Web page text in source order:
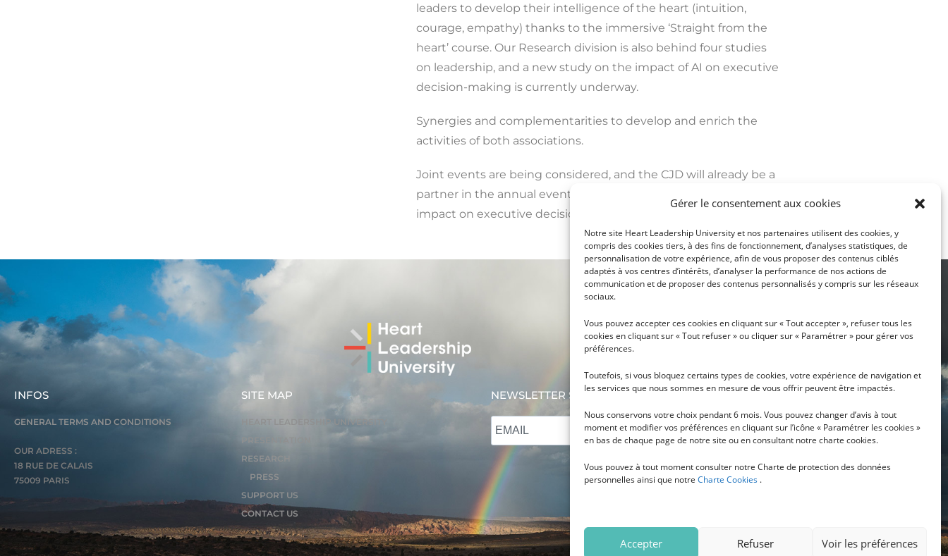
Gérer le consentement aux cookies
Notre site Heart Leadership University et nos partenaires utilisent des cookies, y
compris des cookies tiers, à des fins de fonctionnement, d’analyses statistiques, de
personnalisation de votre expérience, afin de vous proposer des contenus ciblés
adaptés à vos centres d’intérêts, d’analyser la performance de nos actions de
communication et de proposer des contenus personnalisés y compris sur les réseaux
sociaux.
Vous pouvez accepter ces cookies en cliquant sur « Tout accepter », refuser tous les
cookies en cliquant sur « Tout refuser » ou cliquer sur « Paramétrer » pour gérer vos
préférences.
Toutefois, si vous bloquez certains types de cookies, votre expérience de navigation et
les services que nous sommes en mesure de vous offrir peuvent être impactés.
Nous conservons votre choix pendant 6 mois. Vous pouvez changer d’avis à tout
moment et modifier vos préférences en cliquant sur l’icône « Paramétrer les cookies »
en bas de chaque page de notre site ou en consultant notre charte cookies.
Vous pouvez à tout moment consulter notre Charte de protection des données
personnelles ainsi que notre Charte Cookies .
Accepter Refuser Voir les préférences
leaders to develop their intelligence of the heart (intuition,
courage, empathy) thanks to the immersive ‘Straight from the
heart’ course. Our Research division is also behind four studies
on leadership, and a new study on the impact of AI on executive
decision-making is currently underway.
Synergies and complementarities to develop and enrich the
activities of both associations.
Joint events are being considered, and the CJD will already be a
partner in the annual event on 12 June 2024, with AI and its
impact on executive decision-making as the main theme.
INFOS
GENERAL TERMS AND CONDITIONS
OUR ADRESS :
18 RUE DE CALAIS
75009 PARIS
SITE MAP
HEART LEADERSHIP UNIVERSITY
RESEARCH
PRESS
SUPPORT US
CONTACT US
NEWSLETTER SUBSCRIPTION
SUBSCRIBE